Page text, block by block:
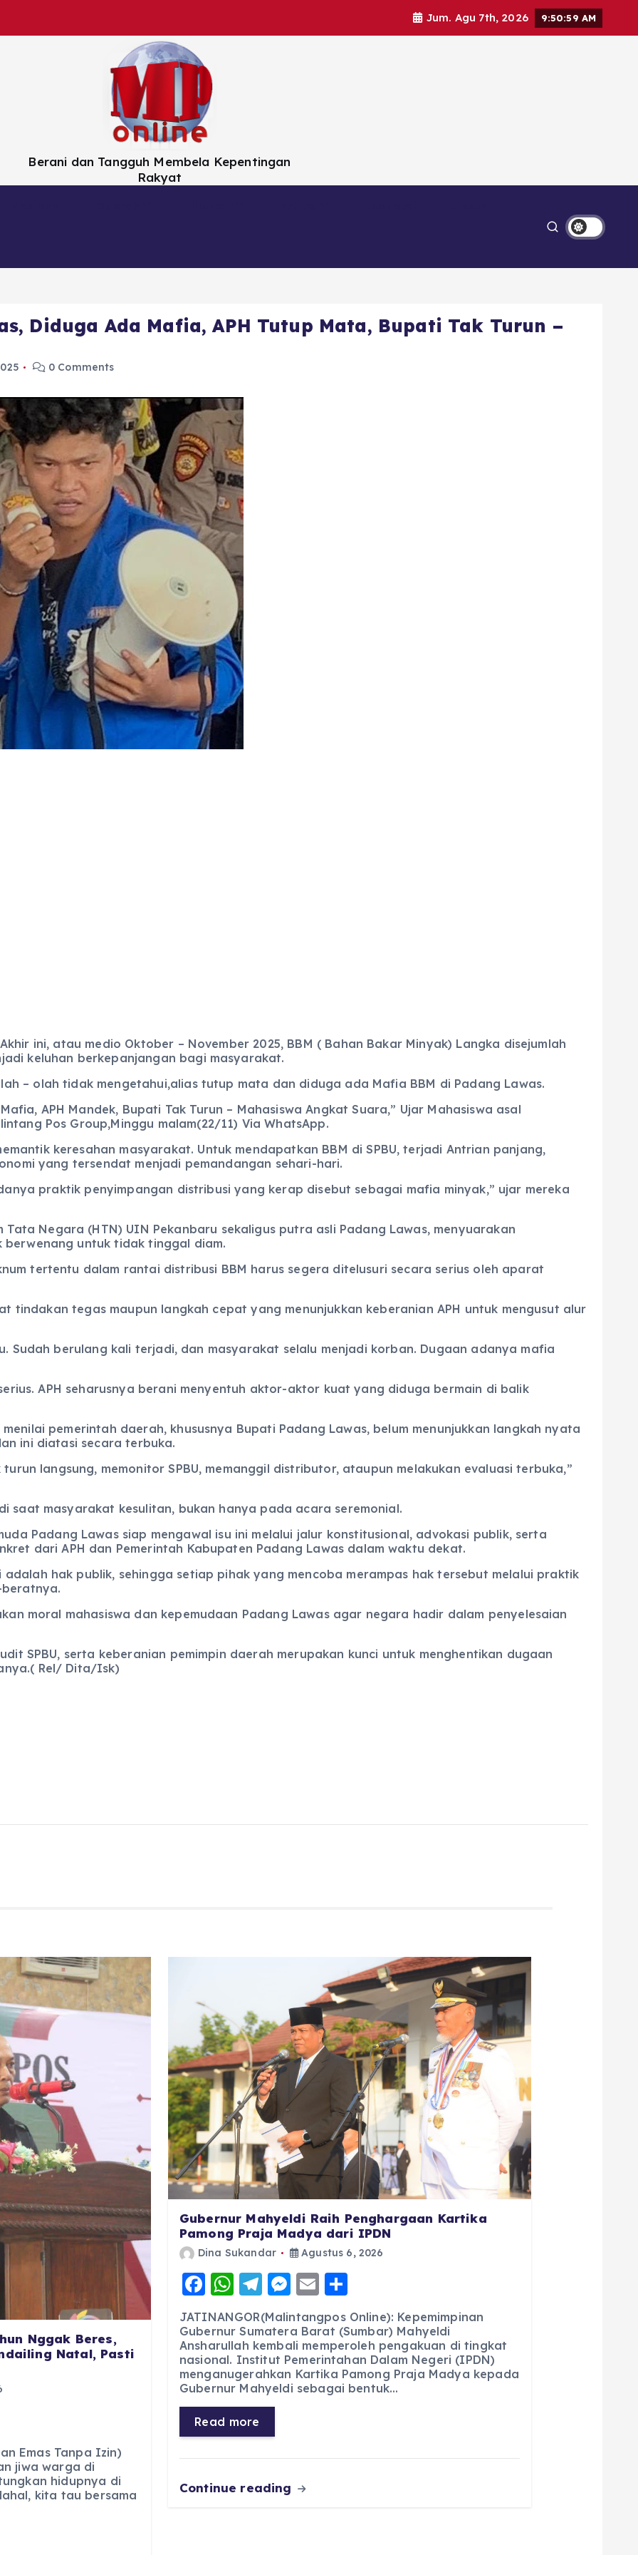
Jum. Agu 7th, 2026 9:51:01 AM
Berani dan Tangguh Membela Kepentingan
Rakyat
Diduga Ada Mafia, APH Tutup Mata, Bupati Tak Turun –
0 Comments
ini, atau medio Oktober – November 2025, BBM ( Bahan Bakar Minyak) Langka disejumlah
keluhan berkepanjangan bagi masyarakat.
– olah tidak mengetahui,alias tutup mata dan diduga ada Mafia BBM di Padang Lawas.
APH Mandek, Bupati Tak Turun – Mahasiswa Angkat Suara,” Ujar Mahasiswa asal
Pos Group,Minggu malam(22/11) Via WhatsApp.
keresahan masyarakat. Untuk mendapatkan BBM di SPBU, terjadi Antrian panjang,
yang tersendat menjadi pemandangan sehari-hari.
praktik penyimpangan distribusi yang kerap disebut sebagai mafia minyak,” ujar mereka
Tata Negara (HTN) UIN Pekanbaru sekaligus putra asli Padang Lawas, menyuarakan
berwenang untuk tidak tinggal diam.
tertentu dalam rantai distribusi BBM harus segera ditelusuri secara serius oleh aparat
tindakan tegas maupun langkah cepat yang menunjukkan keberanian APH untuk mengusut alur
Sudah berulang kali terjadi, dan masyarakat selalu menjadi korban. Dugaan adanya mafia
APH seharusnya berani menyentuh aktor-aktor kuat yang diduga bermain di balik
pemerintah daerah, khususnya Bupati Padang Lawas, belum menunjukkan langkah nyata
ini diatasi secara terbuka.
langsung, memonitor SPBU, memanggil distributor, ataupun melakukan evaluasi terbuka,”
saat masyarakat kesulitan, bukan hanya pada acara seremonial.
Padang Lawas siap mengawal isu ini melalui jalur konstitusional, advokasi publik, serta
dari APH dan Pemerintah Kabupaten Padang Lawas dalam waktu dekat.
hak publik, sehingga setiap pihak yang mencoba merampas hak tersebut melalui praktik
beratnya.
moral mahasiswa dan kepemudaan Padang Lawas agar negara hadir dalam penyelesaian
SPBU, serta keberanian pemimpin daerah merupakan kunci untuk menghentikan dugaan
Rel/ Dita/Isk)
Nggak Beres,
Natal, Pasti
Emas Tanpa Izin)
jiwa warga di
hidupnya di
kita tau bersama
Gubernur Mahyeldi Raih Penghargaan Kartika
Pamong Praja Madya dari IPDN
Dina Sukandar Agustus 6, 2026
F
a
c
e
b
o
o
k
W
h
a
ts
A
p
p
T
el
e
g
r
a
M
e
ss
e
n
g
E
ai
l
h
a
re
JATINANGOR(Malintangpos Online): Kepemimpinan
Gubernur Sumatera Barat (Sumbar) Mahyeldi
Ansharullah kembali memperoleh pengakuan di tingkat
nasional. Institut Pemerintahan Dalam Negeri (IPDN)
menganugerahkan Kartika Pamong Praja Madya kepada
Gubernur Mahyeldi sebagai bentuk…
Read more
Continue reading